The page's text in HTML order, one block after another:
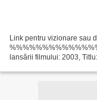
Link pentru vizionare sau
lansării filmului: 2003,
actorilor:...